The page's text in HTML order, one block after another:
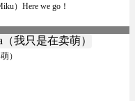
）Here we go！
）